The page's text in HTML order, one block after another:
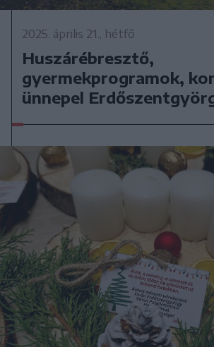
2025. április 21., hétfő
Huszárébresztő,
gyermekprogramok,
ünnepel